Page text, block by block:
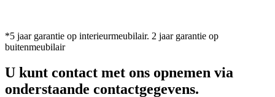
*5 jaar garantie op interieurmeubilair. 2 jaar garantie op
buitenmeubilair
U kunt contact met ons opnemen via
onderstaande contactgegevens.